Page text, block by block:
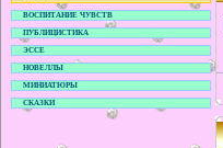
ВОСПИТАНИЕ ЧУВСТВ
ПУБЛИЦИСТИКА
ЭССЕ
НОВЕЛЛЫ
МИНИАТЮРЫ
СКАЗКИ